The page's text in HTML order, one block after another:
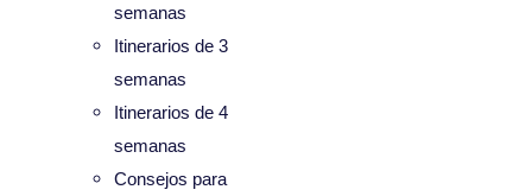
semanas
Itinerarios de 3
semanas
Itinerarios de 4
semanas
Consejos para